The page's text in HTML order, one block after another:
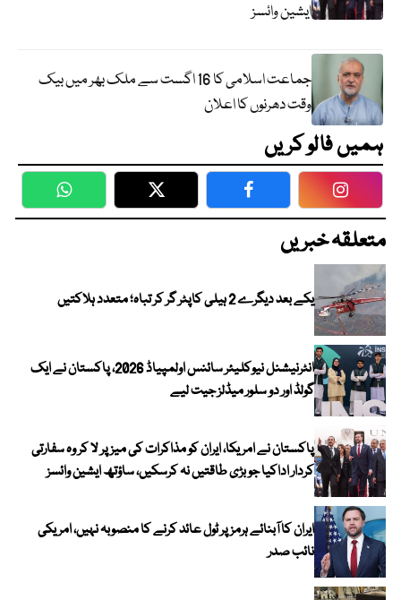
ایشین وائسز
جماعت اسلامی کا 16 اگست سے ملک بھر میں بیک
وقت دھرنوں کا اعلان
ہمیں فالو کریں
WhatsApp Twitter Facebook
متعلقہ خبریں
یکے بعد دیگرے 2 ہیلی کاپٹر گر کر تباہ؛ متعدد ہلاکتیں
انٹرنیشنل نیوکلیئر سائنس اولمپیاڈ 2026، پاکستان نے ایک
گولڈ اور دو سلور میڈلز جیت لیے
پاکستان نے امریکا، ایران کو مذاکرات کی میز پر لا کر وہ سفارتی
کردار اداکیا جو بڑی طاقتیں نہ کرسکیں، ساؤتھ ایشین وائسز
ایران کا آبنائے ہرمز پر ٹول عائد کرنے کا منصوبہ نہیں، امریکی
نائب صدر